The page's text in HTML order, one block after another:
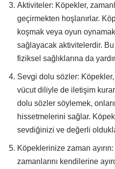
Aktiviteler: Köpekler,
geçirmekten hoşlanırlar.
koşmak veya oyun
sağlayacak aktivitelerdir.
fiziksel sağlıklarına da
Sevgi dolu sözler:
vücut diliyle de iletişim
dolu sözler söylemek,
hissetmelerini sağlar.
sevdiğinizi ve değerli
Köpeklerinize zaman
zamanlarını kendilerine